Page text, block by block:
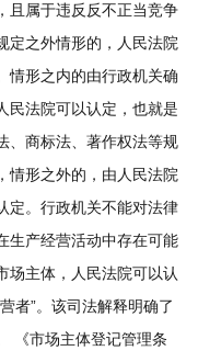
且属于违反反不正当竞争
定之外情形的，人民法院
情形之内的由行政机关确
民法院可以认定，也就是
、商标法、著作权法等规
情形之外的，由人民法院
定。行政机关不能对法律
产经营活动中存在可能
场主体，人民法院可以认
者”。该司法解释明确了
《市场主体登记管理条